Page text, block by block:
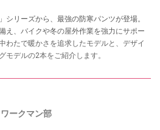
シリーズから、最強の防寒パンツが登場。
え、バイクや冬の屋外作業を強力にサポー
わたで暖かさを追求したモデルと、デザイ
モデルの2本をご紹介します。
ークマン部